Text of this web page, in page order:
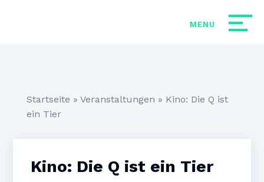
Startseite » Veranstaltungen » Kino: Die Q ist
ein Tier
Kino: Die Q ist ein Tier